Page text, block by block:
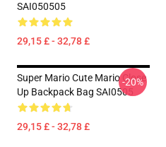
SAI050505
29,15 £ - 32,78 £
Super Mario Cute Mario Close
Up Backpack Bag SAI0505
29,15 £ - 32,78 £
-20%